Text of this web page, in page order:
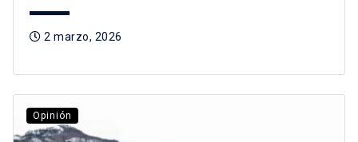
2 marzo, 2026
Opinión